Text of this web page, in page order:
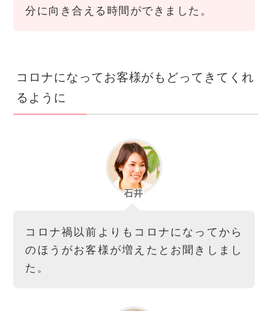
分に向き合える時間ができました。
コロナになってお客様がもどってきてくれ
るように
コロナ禍以前よりもコロナになってから
のほうがお客様が増えたとお聞きしまし
た。